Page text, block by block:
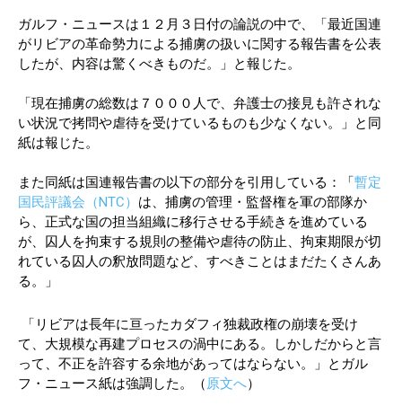
ガルフ・ニュースは１２月３日付の論説の中で、「最近国連
がリビアの革命勢力による捕虜の扱いに関する報告書を公表
したが、内容は驚くべきものだ。」と報じた。
「現在捕虜の総数は７０００人で、弁護士の接見も許されな
い状況で拷問や虐待を受けているものも少なくない。」と同
紙は報じた。
また同紙は国連報告書の以下の部分を引用している：「 暫定
国民評議会（NTC） は、捕虜の管理・監督権を軍の部隊か
ら、正式な国の担当組織に移行させる手続きを進めている
が、囚人を拘束する規則の整備や虐待の防止、拘束期限が切
れている囚人の釈放問題など、すべきことはまだたくさんあ
る。」
「リビアは長年に亘ったカダフィ独裁政権の崩壊を受け
て、大規模な再建プロセスの渦中にある。しかしだからと言
って、不正を許容する余地があってはならない。」とガル
フ・ニュース紙は強調した。（原文へ）